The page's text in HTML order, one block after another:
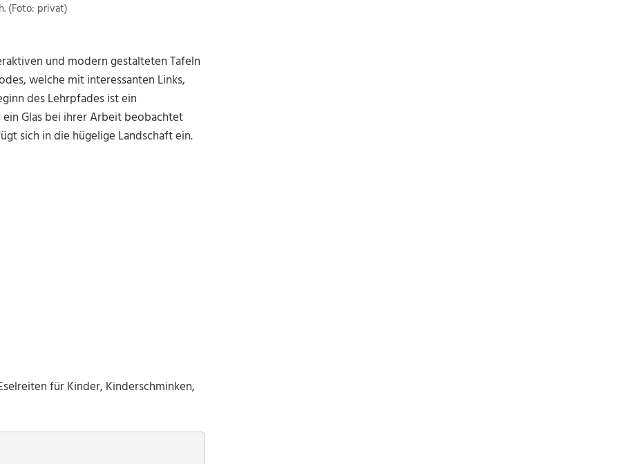
(Foto: privat)
und modern gestalteten Tafeln
welche mit interessanten Links,
des Lehrpfades ist ein
Glas bei ihrer Arbeit beobachtet
sich in die hügelige Landschaft ein.
für Kinder, Kinderschminken,